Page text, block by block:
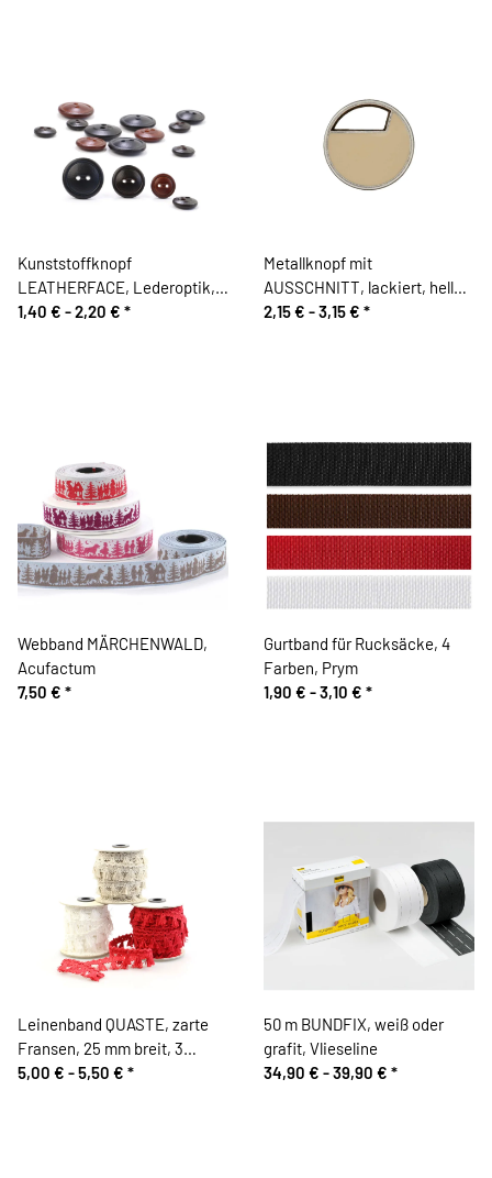
Kunststoffknopf
LEATHERFACE, Lederoptik,
Union Knopf
1,40 € -2,20 € *
Metallknopf mit
AUSSCHNITT, lackiert, helles
beige
2,15 € -3,15 € *
Webband MÄRCHENWALD,
Acufactum
7,50 € *
Gurtband für Rucksäcke, 4
Farben, Prym
1,90 € -3,10 € *
Leinenband QUASTE, zarte
Fransen, 25 mm breit, 3
Farben, Vaupel & Heilenbeck
5,00 € -5,50 € *
50 m BUNDFIX, weiß oder
grafit, Vlieseline
34,90 € -39,90 € *